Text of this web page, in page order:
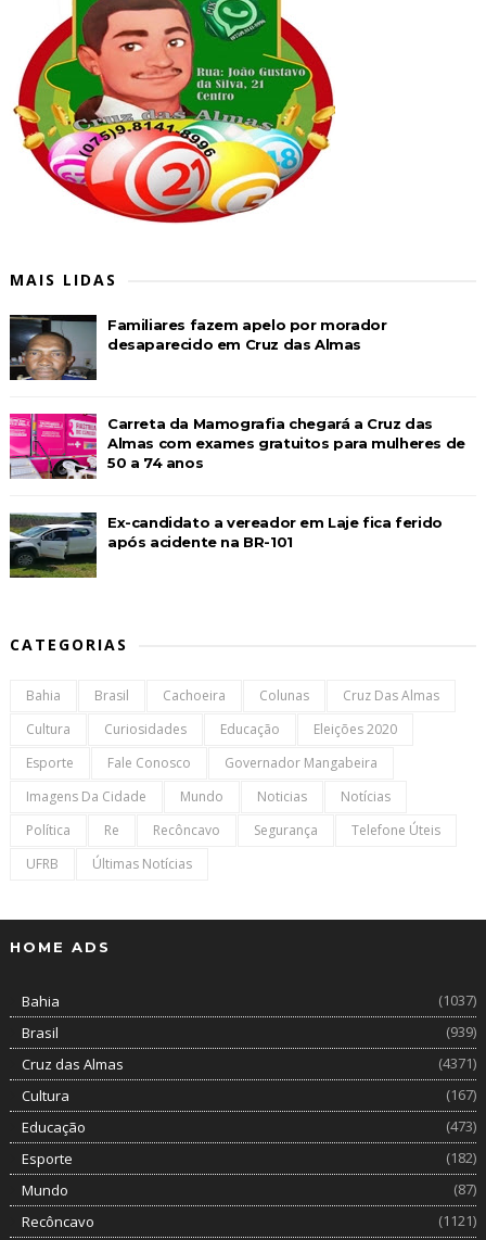
MAIS LIDAS
Familiares fazem apelo por morador
desaparecido em Cruz das Almas
Carreta da Mamografia chegará a Cruz das
Almas com exames gratuitos para mulheres de
50 a 74 anos
Ex-candidato a vereador em Laje fica ferido
após acidente na BR-101
CATEGORIAS
Bahia Brasil Cachoeira Colunas
Cruz Das Almas
Cultura
Curiosidades Educação
Eleições 2020
Esporte
Fale Conosco
Governador Mangabeira
Imagens Da Cidade
Mundo Noticias
Notícias
Política
Re Recôncavo Segurança
Telefone Úteis
UFRB
Últimas Notícias
HOME ADS
Bahia
(1037)
Brasil
(939)
Cruz das Almas
(4371)
Cultura
(167)
Educação
(473)
Esporte
(182)
Mundo
(87)
Recôncavo
(1121)